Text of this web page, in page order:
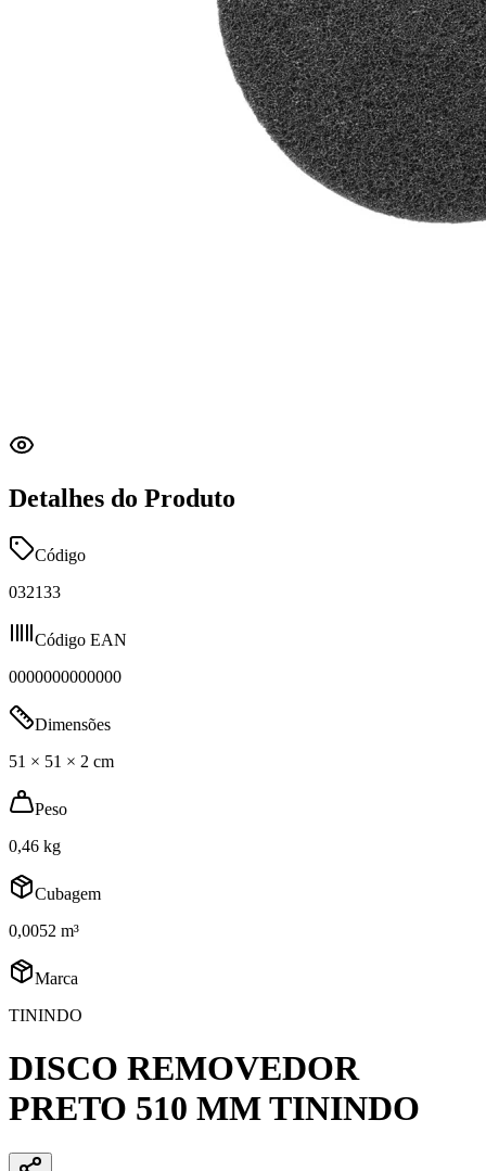
Detalhes do Produto
Código
032133
Código EAN
0000000000000
Dimensões
51 × 51 × 2 cm
Peso
0,46 kg
Cubagem
0,0052 m³
Marca
TININDO
DISCO REMOVEDOR
PRETO 510 MM TININDO